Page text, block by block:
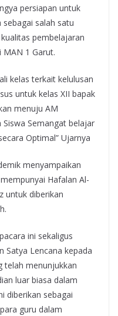
persiapan untuk
salah satu
pembelajaran
MAN 1 Garut.
kelas terkait kelulusan
untuk kelas XII bapak
menuju AM
Semangat belajar
Optimal” Ujarnya
menyampaikan
Hafalan Al-
untuk diberikan
ini sekaligus
Satya Lencana kepada
telah menunjukkan
luar biasa dalam
diberikan sebagai
guru dalam